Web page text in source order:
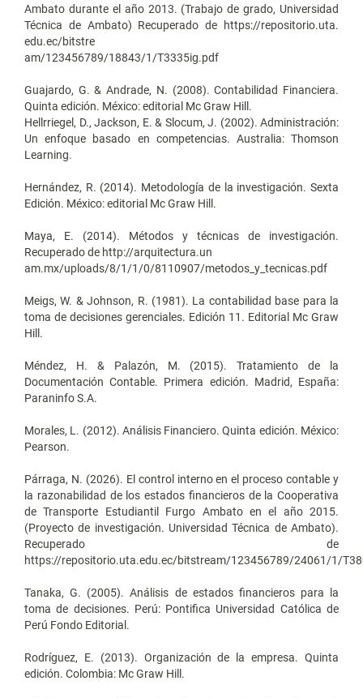
Ambato durante el año 2013. (Trabajo de grado, Universidad
Técnica de Ambato) Recuperado de https://repositorio.uta.
edu.ec/bitstre
am/123456789/18843/1/T3335ig.pdf
Guajardo, G. & Andrade, N. (2008). Contabilidad Financiera.
Quinta edición. México: editorial Mc Graw Hill.
Hellrriegel, D., Jackson, E. & Slocum, J. (2002). Administración:
Un enfoque basado en competencias. Australia: Thomson
Learning.
Hernández, R. (2014). Metodología de la investigación. Sexta
Edición. México: editorial Mc Graw Hill.
Maya, E. (2014). Métodos y técnicas de investigación.
Recuperado de http://arquitectura.un
am.mx/uploads/8/1/1/0/8110907/metodos_y_tecnicas.pdf
Meigs, W. & Johnson, R. (1981). La contabilidad base para la
toma de decisiones gerenciales. Edición 11. Editorial Mc Graw
Hill.
Méndez, H. & Palazón, M. (2015). Tratamiento de la
Documentación Contable. Primera edición. Madrid, España:
Paraninfo S.A.
Morales, L. (2012). Análisis Financiero. Quinta edición. México:
Pearson.
Párraga, N. (2026). El control interno en el proceso contable y
la razonabilidad de los estados financieros de la Cooperativa
de Transporte Estudiantil Furgo Ambato en el año 2015.
(Proyecto de investigación. Universidad Técnica de Ambato).
Recuperado de
https://repositorio.uta.edu.ec/bitstream/123456789/24061/1/
Tanaka, G. (2005). Análisis de estados financieros para la
toma de decisiones. Perú: Pontifica Universidad Católica de
Perú Fondo Editorial.
Rodríguez, E. (2013). Organización de la empresa. Quinta
edición. Colombia: Mc Graw Hill.